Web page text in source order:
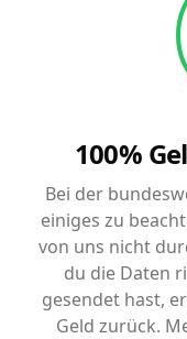
100%
Bei der
einiges zu
von uns nicht
du die Daten
gesendet hast,
Geld zurück.